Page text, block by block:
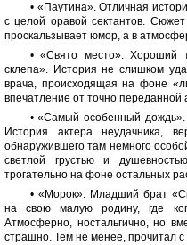
• «Паутина». Отличная
с целой оравой сектантов.
проскальзывает юмор, а в
• «Свято место». Хороший
склепа». История не слишком
врача, происходящая на фоне
впечатление от точно
• «Самый особенный дождь».
История актера неудачника,
обнаружившего там немного
светлой грустью и
трогательно на фоне остальных
• «Морок». Младший брат
на свою малую родину, где
Атмосферно, ностальгично, но
страшно. Тем не менее, прочитал с